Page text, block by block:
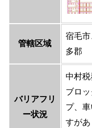
管轄区域
宿毛
多郡
バリアフリ
ー状況
中村
ブロ
プ、
すが